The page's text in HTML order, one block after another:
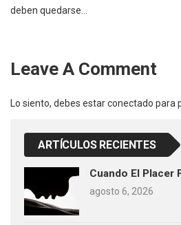
deben quedarse…
Leave A Comment
Lo siento, debes estarconectado para
ARTÍCULOS RECIENTES
Cuando El Placer
agosto 6, 2026